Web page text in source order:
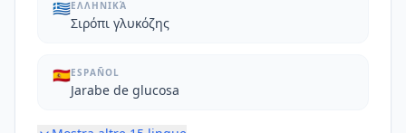
🇬🇷ΕΛΛΗΝΙΚΆ
Σιρόπι γλυκόζης
🇪🇸ESPAÑOL
Jarabe de glucosa